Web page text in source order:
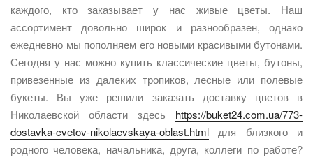
каждого, кто заказывает у нас живые цветы. Наш
ассортимент довольно широк и разнообразен, однако
ежедневно мы пополняем его новыми красивыми бутонами.
Сегодня у нас можно купить классические цветы, бутоны,
привезенные из далеких тропиков, лесные или полевые
букеты. Вы уже решили заказать доставку цветов в
Николаевской области здесь https://buket24.com.ua/773-
dostavka-cvetov-nikolaevskaya-oblast.html для близкого и
родного человека, начальника, друга, коллеги по работе?